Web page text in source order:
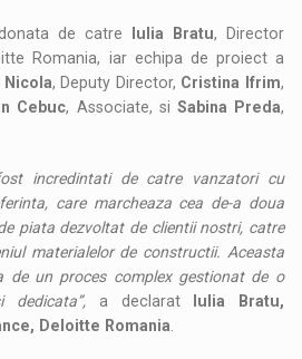
de catre Iulia Bratu, Director
Romania, iar echipa de proiect a
Nicola, Deputy Director, Cristina Ifrim,
Cebuc, Associate, si Sabina Preda,
incredintati de catre vanzatori cu
care marcheaza cea de-a doua
piata dezvoltat de clientii nostri, catre
materialelor de constructii. Aceasta
de un proces complex gestionat de o
dedicata”, a declarat
Iulia Bratu,
Deloitte Romania